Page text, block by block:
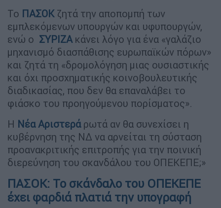
Το ΠΑΣΟΚ ζητά την αποπομπή των
εμπλεκόμενων υπουργών και υφυπουργών,
ενώ ο ΣΥΡΙΖΑ κάνει λόγο για ένα «γαλάζιο
μηχανισμό διασπάθισης ευρωπαϊκών πόρων»
και ζητά τη «δρομολόγηση μιας ουσιαστικής
και όχι προσχηματικής κοινοβουλευτικής
διαδικασίας, που δεν θα επαναλάβει το
φιάσκο του προηγούμενου πορίσματος».
Η Νέα Αριστερά ρωτά αν θα συνεχίσει η
κυβέρνηση της ΝΔ να αρνείται τη σύσταση
προανακριτικής επιτροπής για την ποινική
διερεύνηση του σκανδάλου του ΟΠΕΚΕΠΕ;»
ΠΑΣΟΚ: Το σκάνδαλο του ΟΠΕΚΕΠΕ
έχει φαρδιά πλατιά την υπογραφή